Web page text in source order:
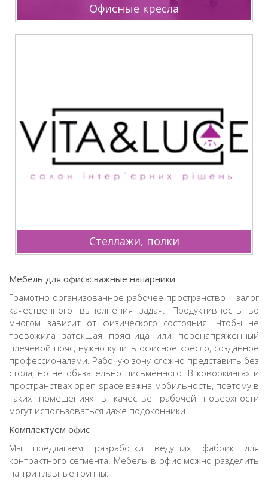
Офисные кресла
Стеллажи, полки
Мебель для офиса: важные напарники
Грамотно организованное рабочее пространство – залог
качественного выполнения задач. Продуктивность во
многом зависит от физического состояния. Чтобы не
тревожила затекшая поясница или перенапряженный
плечевой пояс, нужно купить офисное кресло, созданное
профессионалами. Рабочую зону сложно представить без
стола, но не обязательно письменного. В коворкингах и
пространствах open-space важна мобильность, поэтому в
таких помещениях в качестве рабочей поверхности
могут использоваться даже подоконники.
Комплектуем офис
Мы предлагаем разработки ведущих фабрик для
контрактного сегмента. Мебель в офис можно разделить
на три главные группы: